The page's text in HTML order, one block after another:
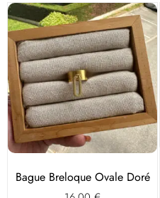
Bague Breloque Ovale Doré